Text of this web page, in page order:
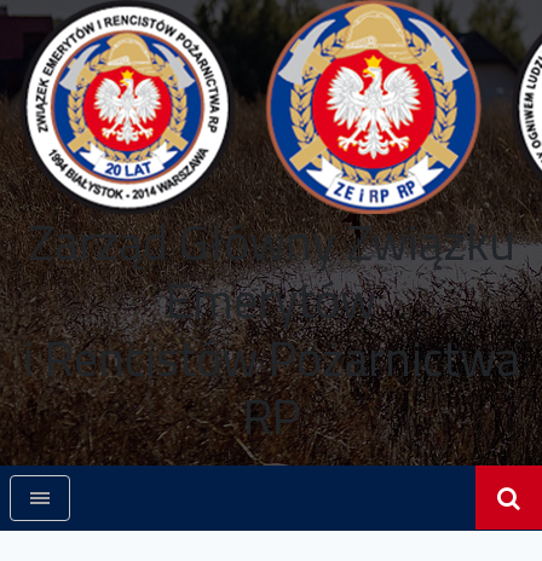
Zarząd Główny Związku
Emerytów
i Rencistów Pożarnictwa
RP